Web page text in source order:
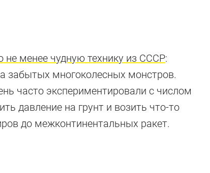
менее чудную технику из СССР:
забытых многоколесных монстров.
часто экспериментировали с числом
давление на грунт и возить что-то
до межконтинентальных ракет.